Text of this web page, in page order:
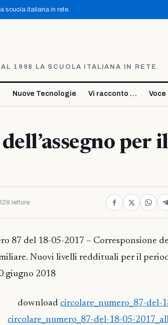
scuola italiana in rete.
1998 LA SCUOLA ITALIANA IN RETE.
Nuove Tecnologie Vi racconto …
per il
letture
87 del 18-05-2017 – Corresponsione
Nuovi livelli reddituali per il
giugno 2018
download circolare_numero_87-del-
circolare_numero_87-del-18-05-